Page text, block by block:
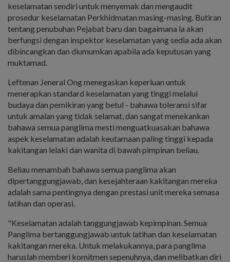
keselamatan sendiri untuk menyemak dan mengaudit
prosedur keselamatan Perkhidmatan masing-masing. Butiran
tentang penubuhan Pejabat baru dan bagaimana ia akan
berfungsi dengan inspektor keselamatan yang sedia ada akan
dibincangkan dan diumumkan apabila ada keputusan yang
muktamad.
Leftenan Jeneral Ong menegaskan keperluan untuk
menerapkan standard keselamatan yang tinggi melalui
budaya dan pemikiran yang betul - bahawa toleransi sifar
untuk amalan yang tidak selamat, dan sangat menekankan
bahawa semua panglima mesti menguatkuasakan bahawa
aspek keselamatan adalah keutamaan paling tinggi kepada
kakitangan lelaki dan wanita di bawah pimpinan beliau.
Beliau menambah bahawa semua panglima akan
dipertanggungjawab, dan kesejahteraan kakitangan mereka
adalah sama pentingnya dengan prestasi unit mereka semasa
latihan dan operasi.
"Keselamatan adalah tanggungjawab kepimpinan. Semua
Panglima bertanggungjawab untuk latihan dan keselamatan
kakitangan mereka. Untuk melakukannya, para panglima
haruslah memberi komitmen sepenuhnya, dan melibatkan diri